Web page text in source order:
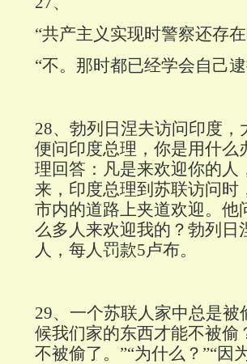
“共产主义实现时警察还存
“不。那时都已经学会自己
28、勃列日涅夫访问印度
便问印度总理，你是用什
理回答：凡是来欢迎你的人
来，印度总理到苏联访问
市内的道路上夹道欢迎。
么多人来欢迎我的？勃列
人，每人罚款5卢布。
29、一个苏联人家中总是
候我们家的东西才能不被偷
不被偷了。”“为什么？”“因